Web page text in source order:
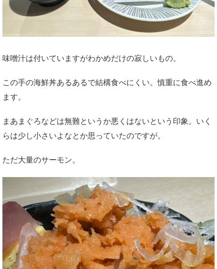
味噌汁は付いていますがわかめだけの寂しいもの。
この手の海鮮丼あるあるで結構食べにくい。慎重に食べ進め
ます。
まあまぐろなどは無難というか悪くはないという印象。いく
らは少し小さいよなとか思っていたのですが。
ただ大量のサーモン。